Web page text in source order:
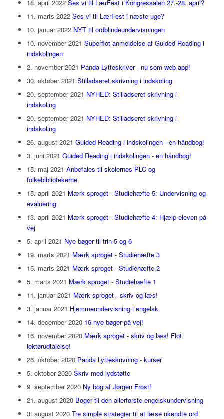
18. april 2022 Ses vi til LærFest i Kongressalen 27.-28. april?
11. marts 2022 Ses vi til LærFest i næste uge?
10. januar 2022 NYT til ordblindeundervisningen
10. november 2021 Superflot anmeldelse af Guided Reading i
indskolingen
2. november 2021 Panda Lytteskriver - nu som web-app!
30. oktober 2021 Stilladseret skrivning i indskoling
20. september 2021 NYHED: Stilladseret skrivning i
indskoling
20. september 2021 NYHED: Stilladseret skrivning i
indskoling
26. august 2021 Guided Reading i indskolingen - en håndbog!
3. juni 2021 Guided Reading i indskolingen - en håndbog!
15. maj 2021 Anbefales til skolernes PLC og
folkebibliotekerne
15. april 2021 Mærk sproget - Studiehæfte 5: Undervisning og
evaluering
13. april 2021 Mærk sproget - Studiehæfte 4: Hjælp eleven på
vej
5. april 2021 Nye bøger til trin 5 og 6
19. marts 2021 Mærk sproget - Studiehæfte 3
15. marts 2021 Mærk sproget - Studiehæfte 2
5. marts 2021 Mærk sproget - Studiehæfte 1
11. januar 2021 Mærk sproget - skriv og læs!
3. januar 2021 Hjemmeundervisning i engelsk
14. december 2020 16 nye bøger på vej!
16. november 2020 Mærk sproget - skriv og læs! Flot
lektørudtalelse!
26. oktober 2020 Panda Lytteskrivning - kurser
5. oktober 2020 Skriv med lydstøtte
9. september 2020 Ny bog af Jørgen Frost!
21. august 2020 Bøger til den allerførste engelskundervisning
3. august 2020 Tre simple strategier til at læse ukendte ord